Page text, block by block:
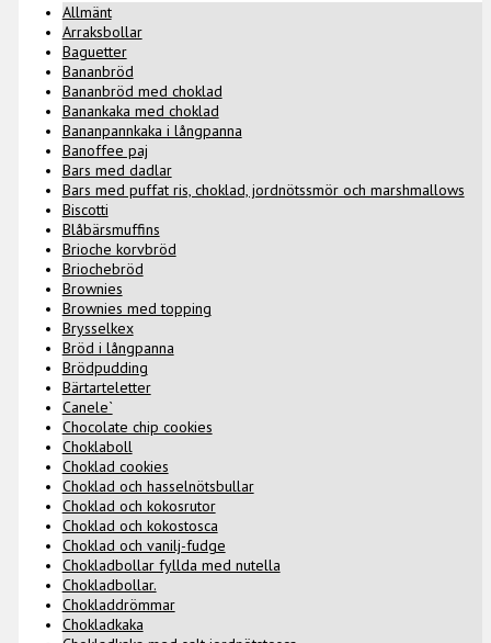
Allmänt
Arraksbollar
Baguetter
Bananbröd
Bananbröd med choklad
Banankaka med choklad
Bananpannkaka i långpanna
Banoffee paj
Bars med dadlar
Bars med puffat ris, choklad, jordnötssmör och marshmallows
Biscotti
Blåbärsmuffins
Brioche korvbröd
Briochebröd
Brownies
Brownies med topping
Brysselkex
Bröd i långpanna
Brödpudding
Bärtarteletter
Canele`
Chocolate chip cookies
Choklaboll
Choklad cookies
Choklad och hasselnötsbullar
Choklad och kokosrutor
Choklad och kokostosca
Choklad och vanilj-fudge
Chokladbollar fyllda med nutella
Chokladbollar.
Chokladdrömmar
Chokladkaka